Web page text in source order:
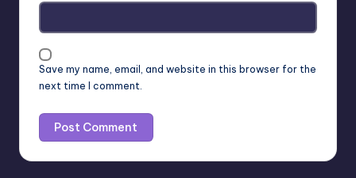
Save my name, email, and website in this browser for the
next time I comment.